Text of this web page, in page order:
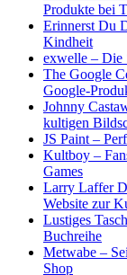
Produkte bei
Erinnerst Du
Kindheit
exwelle – Die
The Google
Google-
Johnny
kultigen
JS Paint –
Kultboy –
Games
Larry Laffer
Website zur
Lustiges
Buchreihe
Metwabe –
Shop